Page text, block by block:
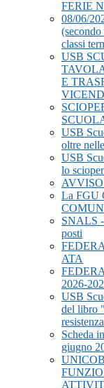
FERIE
08/06/
classi
USB
E
USB
oltre
USB
lo
La FGU
SNALS
posti
ATA
2026-
USB
del libro
Scheda
giugno